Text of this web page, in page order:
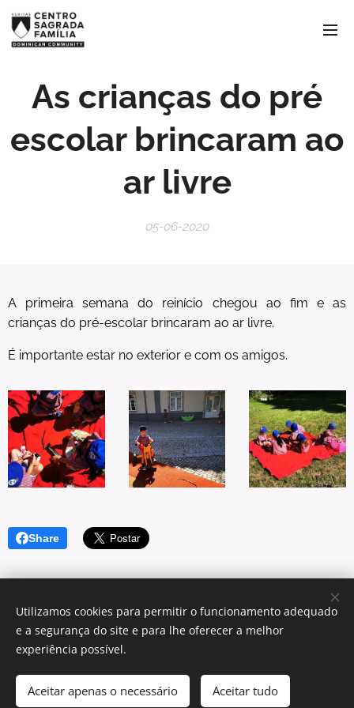
As crianças do pré
escolar brincaram ao
ar livre
05-06-2020
A primeira semana do reinício chegou ao fim e as
crianças do pré-escolar brincaram ao ar livre.
É importante estar no exterior e com os amigos.
Share
Cookies
Utilizamos cookies para permitir o funcionamento adequado
e a segurança do site e para lhe oferecer a melhor
experiência possível.
Aceitar apenas o necessário Aceitar tudo